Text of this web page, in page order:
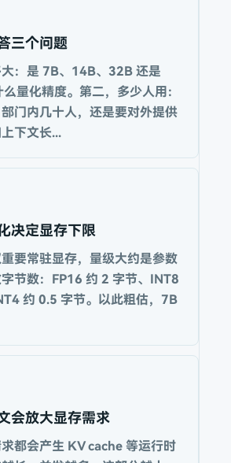
三个问题
：是 7B、14B、32B 还是
量化精度。第二，多少人用：
门内几十人，还是要对外提供
下文长...
决定显存下限
要常驻显存，量级大约是参数
节数：FP16 约 2 字节、INT8
约 0.5 字节。以此粗估，7B
会放大显存需求
都会产生 KV cache 等运行时